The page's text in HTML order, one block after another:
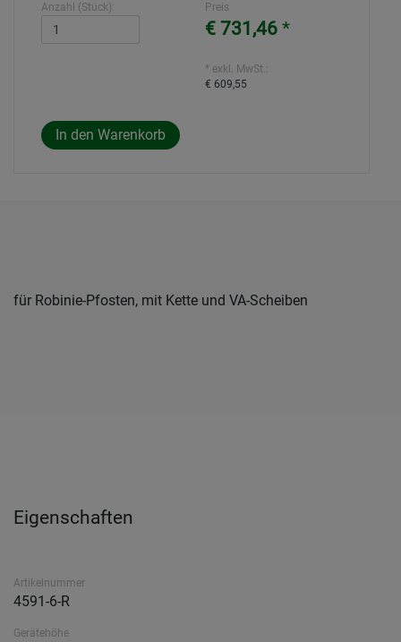
Anzahl (Stück): Preis
€ 731,46 *
* exkl. MwSt.:
€ 609,55
für Robinie-Pfosten, mit Kette und VA-Scheiben
Eigenschaften
Artikelnummer
4591-6-R
Gerätehöhe